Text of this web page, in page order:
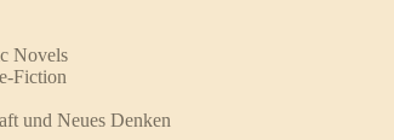
Novels
Fiction
und Neues Denken